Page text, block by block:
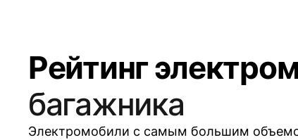
Рейтинг
багажника
Электромобили с самым большим